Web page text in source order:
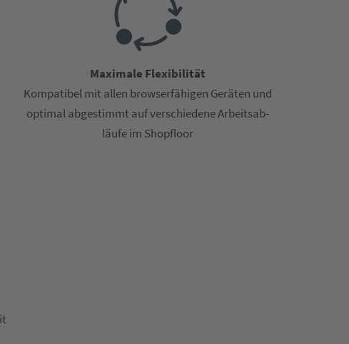
Maximale Flexibilität
Kompatibel mit allen browserfähigen Geräten und
optimal abgestimmt auf verschiedene Arbeitsab­
läufe im Shopfloor